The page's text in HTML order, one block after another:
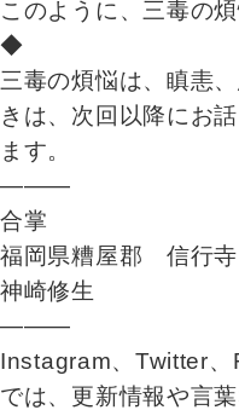
このように、三毒の
◆
三毒の煩悩は、瞋恚
きは、次回以降にお
ます。
―――
合掌
福岡県糟屋郡 信行寺
神崎修生
―――
Instagram、Twitter
では、更新情報や言